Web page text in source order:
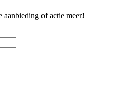
aanbieding of actie meer!